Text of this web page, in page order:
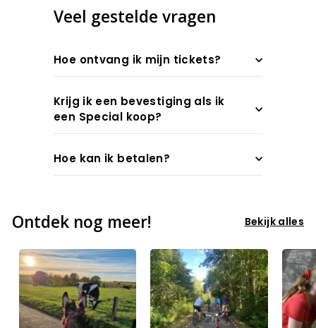
Veel gestelde vragen
Hoe ontvang ik mijn tickets?
Krijg ik een bevestiging als ik
een Special koop?
Hoe kan ik betalen?
Ontdek nog meer! Bekijk alles